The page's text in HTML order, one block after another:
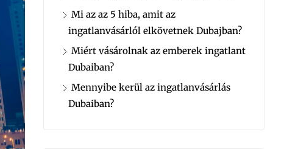
Mi az az 5 hiba, amit az
ingatlanvásárlól elkövetnek Dubajban?
Miért vásárolnak az emberek ingatlant
Dubaiban?
Mennyibe kerül az ingatlanvásárlás
Dubaiban?